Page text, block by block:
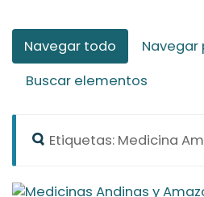
Navegar todo
Navegar
Buscar elementos
Etiquetas: Medicina